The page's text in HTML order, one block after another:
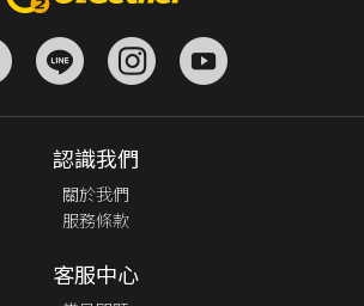
認識我們
關於我們
服務條款
客服中心